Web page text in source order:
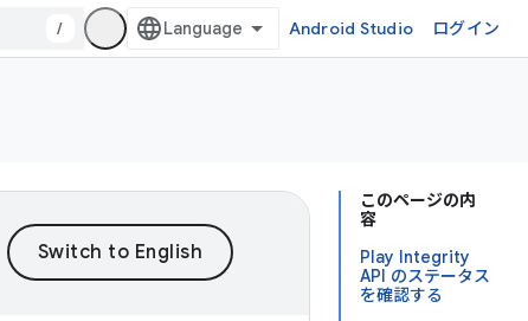
/ Android Studio ログイン
このページの内
容
Play Integrity
API のステータス
を確認する